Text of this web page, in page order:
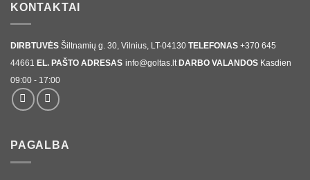
KONTAKTAI
DIRBTUVĖS Šiltnamių g. 30, Vilnius, LT-04130 TELEFONAS +370 645
44661 EL. PAŠTO ADRESAS info@goltas.lt DARBO VALANDOS Kasdien
09:00 - 17:00
PAGALBA